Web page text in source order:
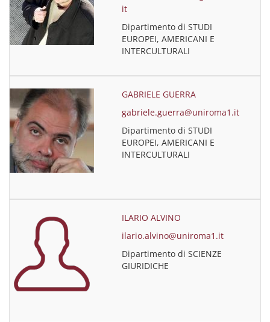
it
Dipartimento di STUDI
EUROPEI, AMERICANI E
INTERCULTURALI
GABRIELE GUERRA
gabriele.guerra@uniroma1.it
Dipartimento di STUDI
EUROPEI, AMERICANI E
INTERCULTURALI
ILARIO ALVINO
ilario.alvino@uniroma1.it
Dipartimento di SCIENZE
GIURIDICHE